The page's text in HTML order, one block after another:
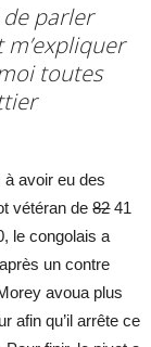
de parler
toutes
avoir eu des
vétéran de8241
le congolais a
un contre
avoua plus
afin qu’il arrête ce